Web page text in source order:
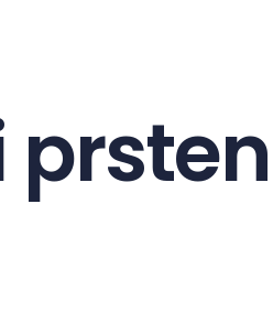
prsten